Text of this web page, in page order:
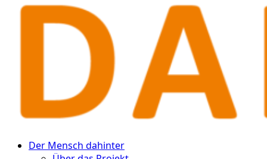
Der Mensch dahinter